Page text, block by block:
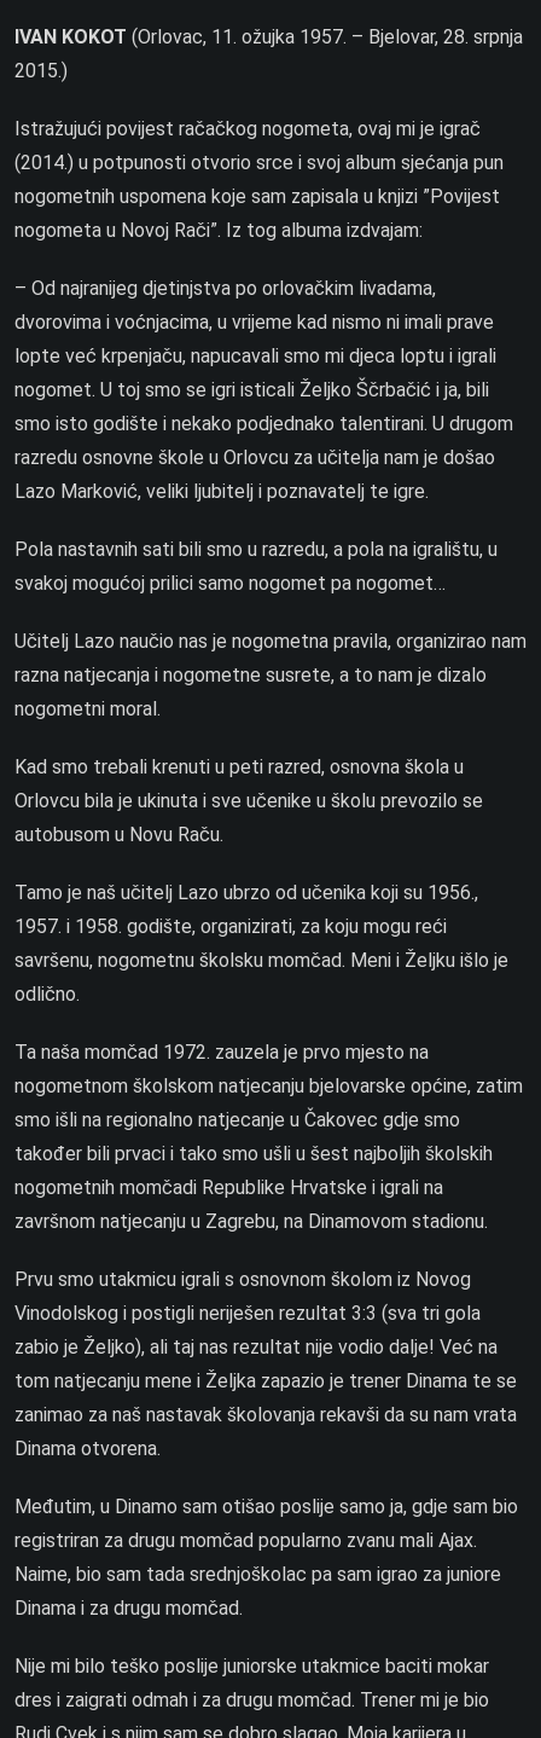
IVAN KOKOT (Orlovac, 11. ožujka 1957. – Bjelovar, 28. srpnja
2015.)
Istražujući povijest račačkog nogometa, ovaj mi je igrač
(2014.) u potpunosti otvorio srce i svoj album sjećanja pun
nogometnih uspomena koje sam zapisala u knjizi ”Povijest
nogometa u Novoj Rači”. Iz tog albuma izdvajam:
– Od najranijeg djetinjstva po orlovačkim livadama,
dvorovima i voćnjacima, u vrijeme kad nismo ni imali prave
lopte već krpenjaču, napucavali smo mi djeca loptu i igrali
nogomet. U toj smo se igri isticali Željko Ščrbačić i ja, bili
smo isto godište i nekako podjednako talentirani. U drugom
razredu osnovne škole u Orlovcu za učitelja nam je došao
Lazo Marković, veliki ljubitelj i poznavatelj te igre.
Pola nastavnih sati bili smo u razredu, a pola na igralištu, u
svakoj mogućoj prilici samo nogomet pa nogomet…
Učitelj Lazo naučio nas je nogometna pravila, organizirao nam
razna natjecanja i nogometne susrete, a to nam je dizalo
nogometni moral.
Kad smo trebali krenuti u peti razred, osnovna škola u
Orlovcu bila je ukinuta i sve učenike u školu prevozilo se
autobusom u Novu Raču.
Tamo je naš učitelj Lazo ubrzo od učenika koji su 1956.,
1957. i 1958. godište, organizirati, za koju mogu reći
savršenu, nogometnu školsku momčad. Meni i Željku išlo je
odlično.
Ta naša momčad 1972. zauzela je prvo mjesto na
nogometnom školskom natjecanju bjelovarske općine, zatim
smo išli na regionalno natjecanje u Čakovec gdje smo
također bili prvaci i tako smo ušli u šest najboljih školskih
nogometnih momčadi Republike Hrvatske i igrali na
završnom natjecanju u Zagrebu, na Dinamovom stadionu.
Prvu smo utakmicu igrali s osnovnom školom iz Novog
Vinodolskog i postigli neriješen rezultat 3:3 (sva tri gola
zabio je Željko), ali taj nas rezultat nije vodio dalje! Već na
tom natjecanju mene i Željka zapazio je trener Dinama te se
zanimao za naš nastavak školovanja rekavši da su nam vrata
Dinama otvorena.
Međutim, u Dinamo sam otišao poslije samo ja, gdje sam bio
registriran za drugu momčad popularno zvanu mali Ajax.
Naime, bio sam tada srednjoškolac pa sam igrao za juniore
Dinama i za drugu momčad.
Nije mi bilo teško poslije juniorske utakmice baciti mokar
dres i zaigrati odmah i za drugu momčad. Trener mi je bio
Rudi Cvek i s njim sam se dobro slagao. Moja karijera u